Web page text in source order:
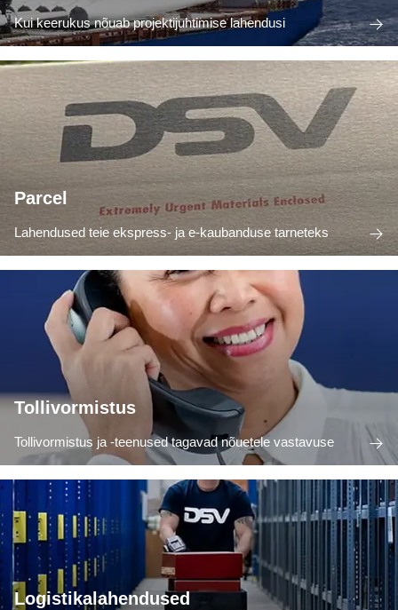
Kui keerukus nõuab projektijuhtimise lahendusi
Parcel
Lahendused teie ekspress- ja e-kaubanduse tarneteks
Tollivormistus
Tollivormistus ja -teenused tagavad nõuetele vastavuse
Logistikalahendused